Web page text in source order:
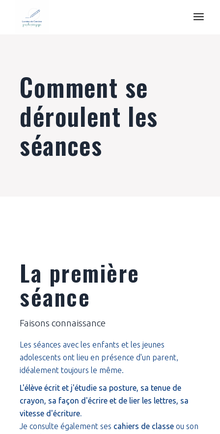
Comment se
déroulent les
séances
La première
séance
Faisons connaissance
Les séances avec les enfants et les jeunes
adolescents ont lieu en présence d'un parent,
idéalement toujours le même.
L'élève écrit et j'étudie sa posture, sa tenue de
crayon, sa façon d'écrire et de lier les lettres, sa
vitesse d'écriture.
Je consulte également ses cahiers de classe ou son